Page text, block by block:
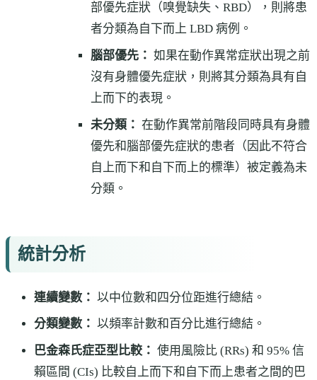
部優先症狀（嗅覺缺失、RBD），則將患
者分類為自下而上 LBD 病例。
腦部優先： 如果在動作異常症狀出現之前
沒有身體優先症狀，則將其分類為具有自
上而下的表現。
未分類： 在動作異常前階段同時具有身體
優先和腦部優先症狀的患者（因此不符合
自上而下和自下而上的標準）被定義為未
分類。
統計分析
連續變數： 以中位數和四分位距進行總結。
分類變數： 以頻率計數和百分比進行總結。
巴金森氏症亞型比較： 使用風險比 (RRs) 和 95% 信
賴區間 (CIs) 比較自上而下和自下而上患者之間的巴